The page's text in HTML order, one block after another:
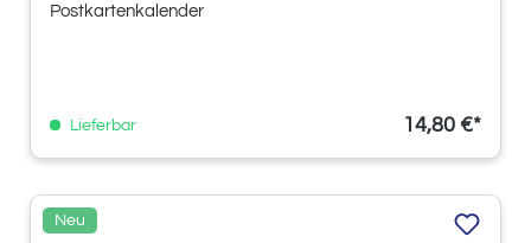
Postkartenkalender
Lieferbar 14,80 €*
Neu